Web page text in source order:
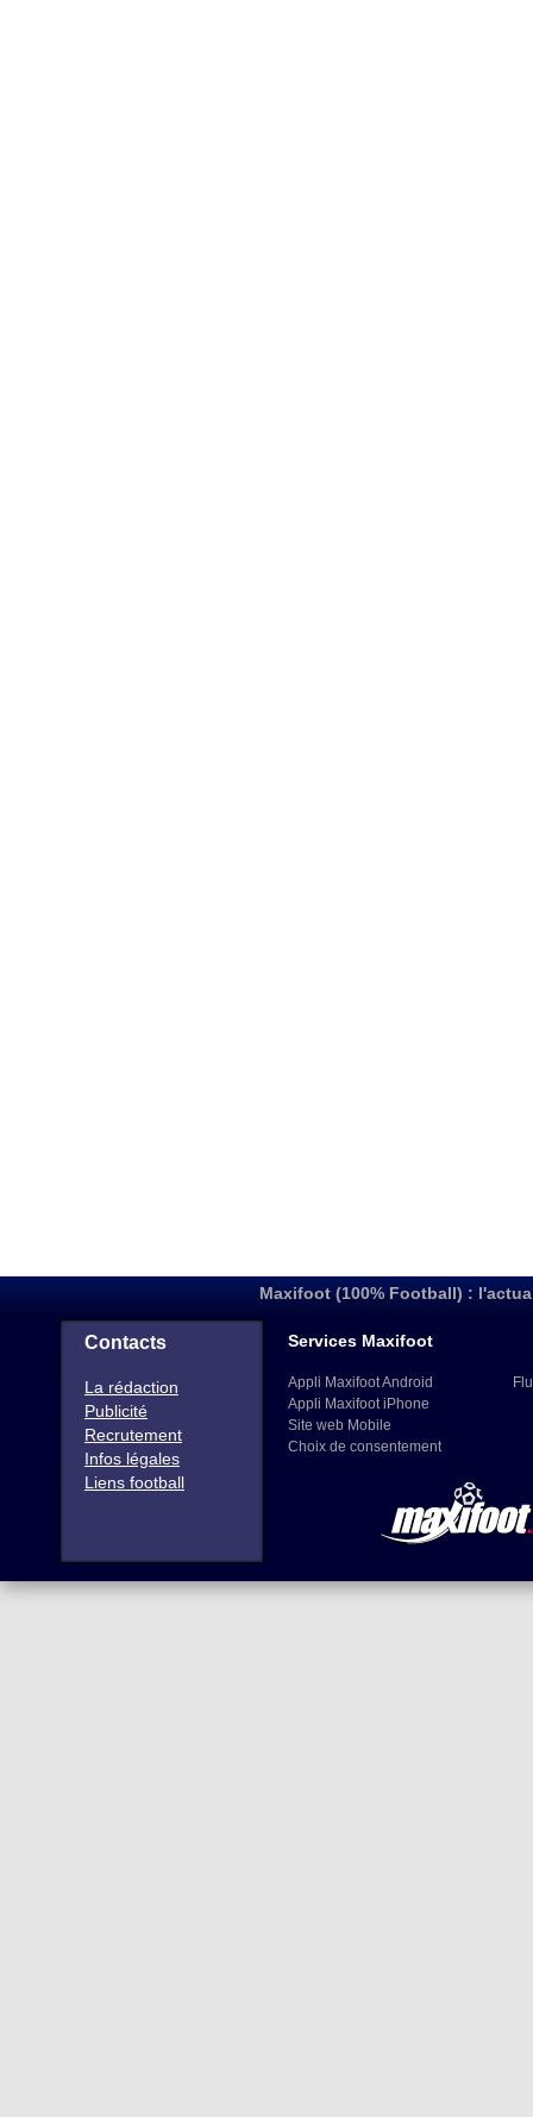
Maxifoot (100% Football) :
Contacts
La rédaction
Publicité
Recrutement
Infos légales
Liens football
Services Maxifoot
Appli Maxifoot Android
Appli Maxifoot iPhone
Site web Mobile
Choix de consentement